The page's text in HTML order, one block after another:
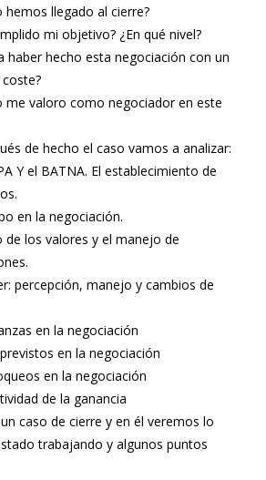
hemos llegado al cierre?
mi objetivo? ¿En qué nivel?
haber hecho esta negociación con un
me valoro como negociador en este
de hecho el caso vamos a analizar:
Y el BATNA. El establecimiento de
en la negociación.
de los valores y el manejo de
percepción, manejo y cambios de
en la negociación
en la negociación
en la negociación
de la ganancia
caso de cierre y en él veremos lo
trabajando y algunos puntos